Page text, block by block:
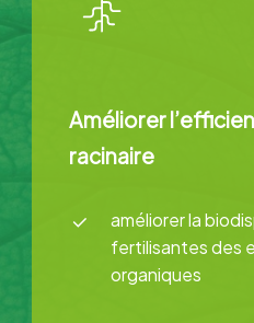
Améliorer
racinaire
améliorer la
fertilisantes des
organiques